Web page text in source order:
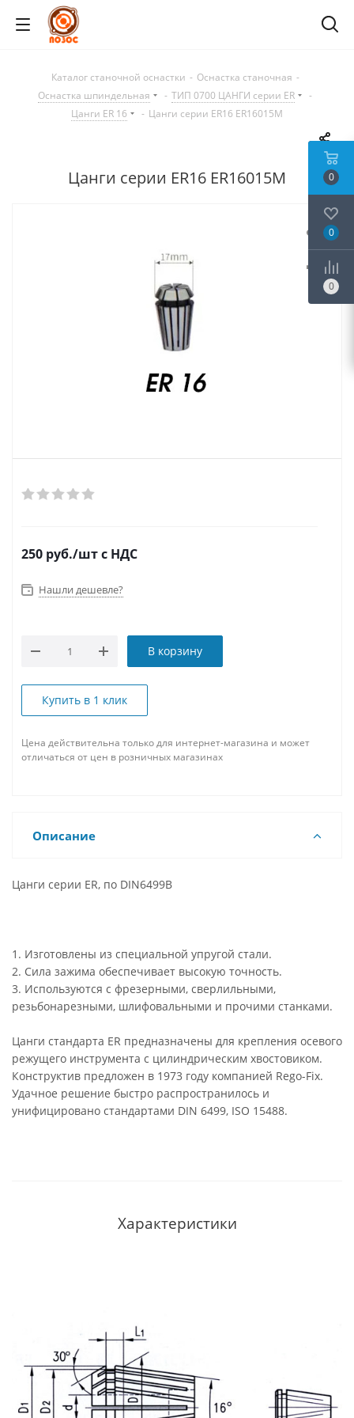
Каталог станочной оснастки - Оснастка станочная -
Оснастка шпиндельная
- ТИП 0700 ЦАНГИ серии ER
-
Цанги ER 16
- Цанги серии ER16 ER16015M
Цанги серии ER16 ER16015M
250 руб./штс НДС
Нашли дешевле?
В корзину
Купить в 1 клик
Цена действительна только для интернет-магазина и может
отличаться от цен в розничных магазинах
Описание
Цанги серии ER, по DIN6499B
1. Изготовлены из специальной упругой стали.
2. Сила зажима обеспечивает высокую точность.
3. Используются с фрезерными, сверлильными,
резьбонарезными, шлифовальными и прочими станками.
Цанги стандарта ER предназначены для крепления осевого
режущего инструмента с цилиндрическим хвостовиком.
Конструктив предложен в 1973 году компанией Rego-Fix.
Удачное решение быстро распространилось и
унифицировано стандартами DIN 6499, ISO 15488.
Характеристики
0
0
0